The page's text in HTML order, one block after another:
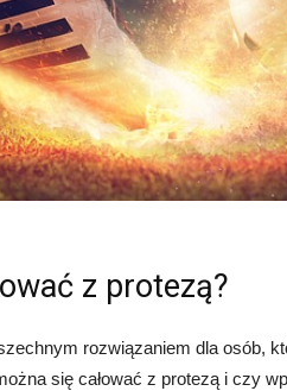
z protezą?
rozwiązaniem dla osób,
się całować z protezą i czy